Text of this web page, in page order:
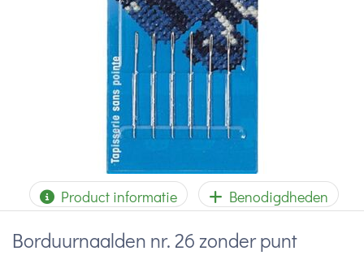
Product informatie Benodigdheden
Borduurnaalden nr. 26 zonder punt